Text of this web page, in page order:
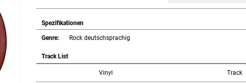
Spezifikationen
Genre: Rock deutschsprachig
Track List
Vinyl Track